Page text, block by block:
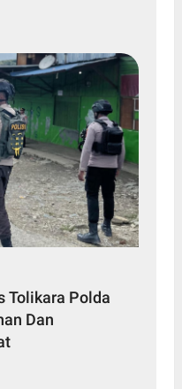
Tolikara Polda
Dan